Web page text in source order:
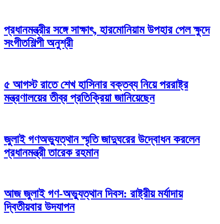
প্রধানমন্ত্রীর সঙ্গে সাক্ষাৎ, হারমোনিয়াম উপহার পেল ক্ষুদে
সংগীতশিল্পী অনুশ্রী
৫ আগস্ট রাতে শেখ হাসিনার বক্তব্য নিয়ে পররাষ্ট্র
মন্ত্রণালয়ের তীব্র প্রতিক্রিয়া জানিয়েছেন
জুলাই গণঅভ্যুত্থান স্মৃতি জাদুঘরের উদ্বোধন করলেন
প্রধানমন্ত্রী তারেক রহমান
আজ জুলাই গণ-অভ্যুত্থান দিবস: রাষ্ট্রীয় মর্যাদায়
দ্বিতীয়বার উদযাপন